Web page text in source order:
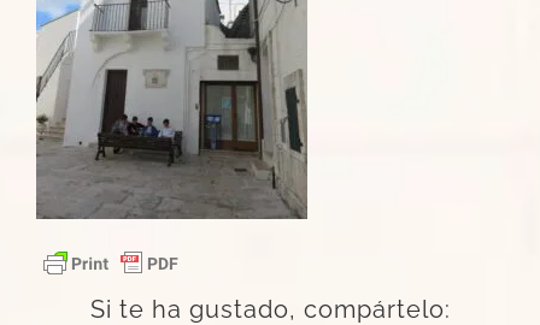
Si te ha gustado, compártelo: